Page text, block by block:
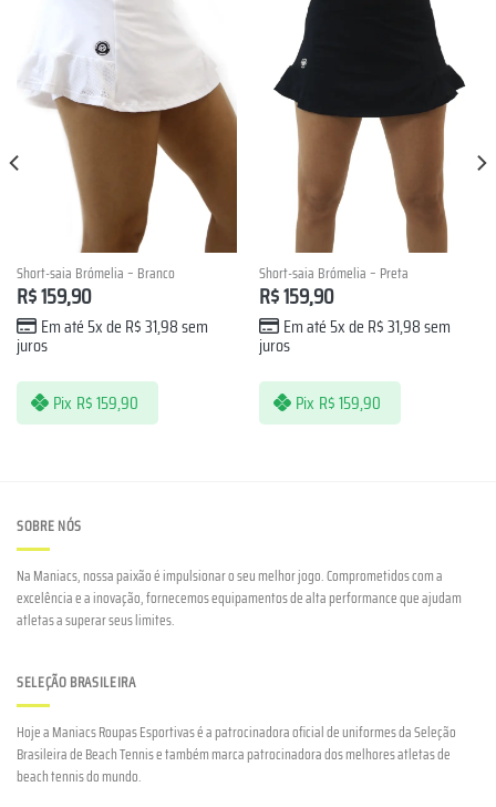
Short-saia Brómelia – Branco
R$159,90
Em até 5x de R$31,98sem
juros
Pix R$159,90
Short-saia Brómelia – Preta
R$159,90
Em até 5x de R$31,98sem
juros
Pix R$159,90
SOBRE NÓS
Na Maniacs, nossa paixão é impulsionar o seu melhor jogo. Comprometidos com a
excelência e a inovação, fornecemos equipamentos de alta performance que ajudam
atletas a superar seus limites.
SELEÇÃO BRASILEIRA
Hoje a Maniacs Roupas Esportivas é a patrocinadora oficial de uniformes da Seleção
Brasileira de Beach Tennis e também marca patrocinadora dos melhores atletas de
beach tennis do mundo.